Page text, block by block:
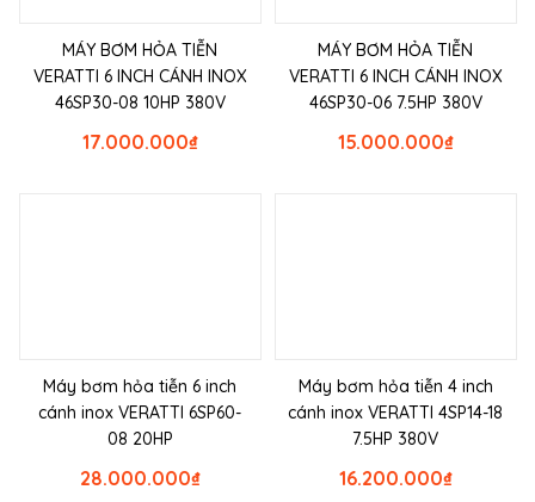
MÁY BƠM HỎA TIỄN
VERATTI 6 INCH CÁNH INOX
46SP30-08 10HP 380V
₫
17.000.000
MÁY BƠM HỎA TIỄN
VERATTI 6 INCH CÁNH INOX
46SP30-06 7.5HP 380V
₫
15.000.000
Máy bơm hỏa tiễn 6 inch
cánh inox VERATTI 6SP60-
08 20HP
₫
28.000.000
Máy bơm hỏa tiễn 4 inch
cánh inox VERATTI 4SP14-18
7.5HP 380V
₫
16.200.000